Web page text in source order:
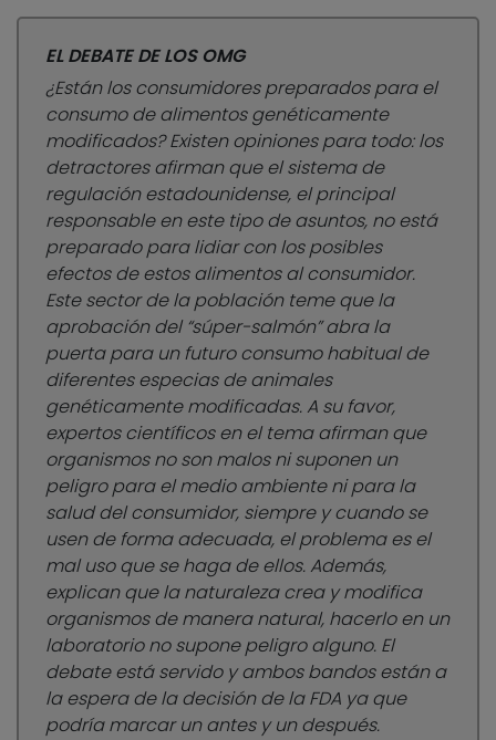
EL DEBATE DE LOS OMG
¿Están los consumidores preparados para el
consumo de alimentos genéticamente
modificados? Existen opiniones para todo: los
detractores afirman que el sistema de
regulación estadounidense, el principal
responsable en este tipo de asuntos, no está
preparado para lidiar con los posibles
efectos de estos alimentos al consumidor.
Este sector de la población teme que la
aprobación del “súper-salmón” abra la
puerta para un futuro consumo habitual de
diferentes especias de animales
genéticamente modificadas. A su favor,
expertos científicos en el tema afirman que
organismos no son malos ni suponen un
peligro para el medio ambiente ni para la
salud del consumidor, siempre y cuando se
usen de forma adecuada, el problema es el
mal uso que se haga de ellos. Además,
explican que la naturaleza crea y modifica
organismos de manera natural, hacerlo en un
laboratorio no supone peligro alguno. El
debate está servido y ambos bandos están a
la espera de la decisión de la FDA ya que
podría marcar un antes y un después.